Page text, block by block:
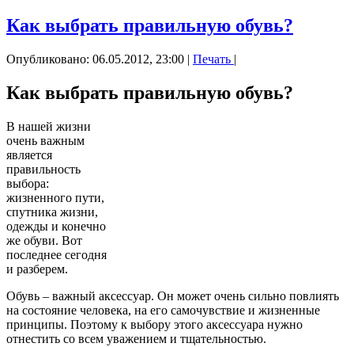
Как выбрать правильную обувь?
Опубликовано: 06.05.2012, 23:00 | Печать |
Как выбрать правильную обувь?
В нашей жизни
очень важным
является
правильность
выбора:
жизненного пути,
спутника жизни,
одежды и конечно
же обуви. Вот
последнее сегодня
и разберем.
Обувь – важный аксессуар. Он может очень сильно повлиять
на состояние человека, на его самочувствие и жизненные
принципы. Поэтому к выбору этого аксессуара нужно
отнестить со всем уважением и тщательностью.